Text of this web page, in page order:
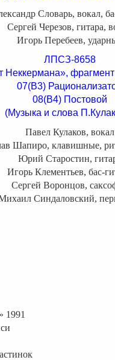
Словарь, вокал,
Сергей Черезов, гитара,
Игорь Перебеев,
ЛПСЗ-8658
Неккермана»,
07(В3)
08(В4) Постовой
(Музыка и слова
Павел Кулаков, вокал
Шапиро, клавишные,
Юрий Старостин,
Игорь Клементьев, бас-
Сергей Воронцов,
Синдаловский,